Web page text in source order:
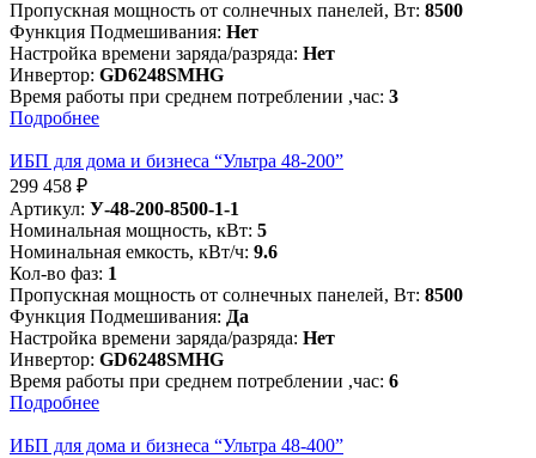
Пропускная мощность от солнечных панелей, Вт: 8500
Функция Подмешивания: Нет
Настройка времени заряда/разряда: Нет
Инвертор: GD6248SMHG
Время работы при среднем потреблении ,час: 3
Подробнее
ИБП для дома и бизнеса “Ультра 48-200”
299 458 ₽
Артикул: У-48-200-8500-1-1
Номинальная мощность, кВт: 5
Номинальная емкость, кВт/ч: 9.6
Кол-во фаз: 1
Пропускная мощность от солнечных панелей, Вт: 8500
Функция Подмешивания: Да
Настройка времени заряда/разряда: Нет
Инвертор: GD6248SMHG
Время работы при среднем потреблении ,час: 6
Подробнее
ИБП для дома и бизнеса “Ультра 48-400”